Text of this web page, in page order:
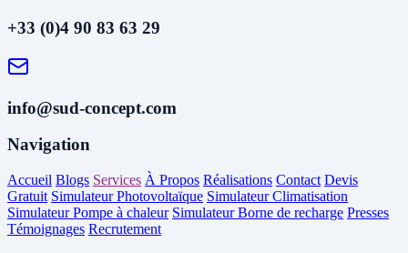
+33 (0)4 90 83 63 29
info@sud-concept.com
Navigation
Accueil Blogs Services À Propos Réalisations Contact Devis
Gratuit Simulateur Photovoltaïque Simulateur Climatisation
Simulateur Pompe à chaleur Simulateur Borne de recharge Presses
Témoignages Recrutement